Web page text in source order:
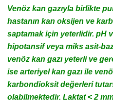
Venöz kan gazıyla birlikte
hastanın kan oksijen ve
saptamak için yeterlidir. pH
hipotansif veya miks asit-
venöz kan gazı yeterli ve
ise arteriyel kan gazı ile
karbondioksit değerleri
olabilmektedir. Laktat < 2